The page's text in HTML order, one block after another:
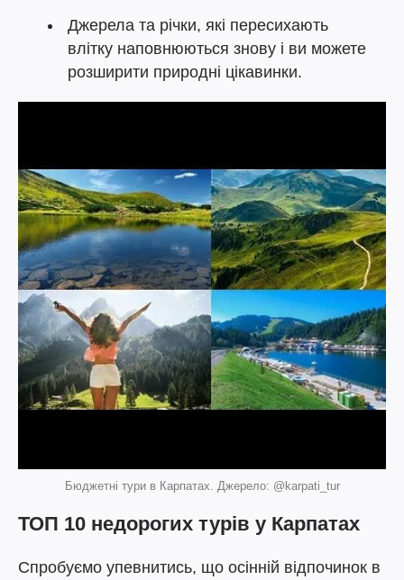
Джерела та річки, які пересихають
влітку наповнюються знову і ви можете
розширити природні цікавинки.
Бюджетні тури в Карпатах. Джерело: @karpati_tur
ТОП 10 недорогих турів у Карпатах
Спробуємо упевнитись, що осінній відпочинок в